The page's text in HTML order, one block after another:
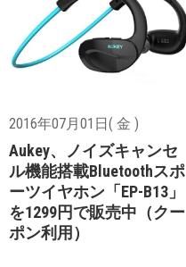
2016年07月01日( 金 )
Aukey、ノイズキャンセ
ル機能搭載Bluetoothスポ
ーツイヤホン「EP-B13」
を1299円で販売中（クー
ポン利用）